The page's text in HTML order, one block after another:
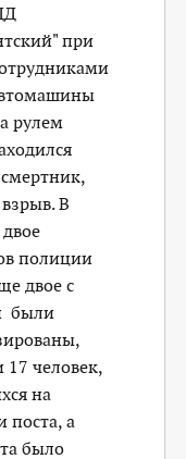
при
рулем
В
полиции
двое с
были
17 человек,
на
поста, а
было